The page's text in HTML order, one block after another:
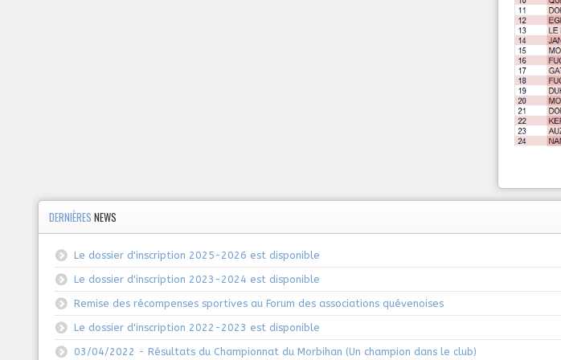
DERNIÈRESNEWS
Le dossier d'inscription 2025-2026 est disponible
Le dossier d'inscription 2023-2024 est disponible
Remise des récompenses sportives au Forum des associations quévenoises
Le dossier d'inscription 2022-2023 est disponible
03/04/2022 - Résultats du Championnat du Morbihan (Un champion dans le club)